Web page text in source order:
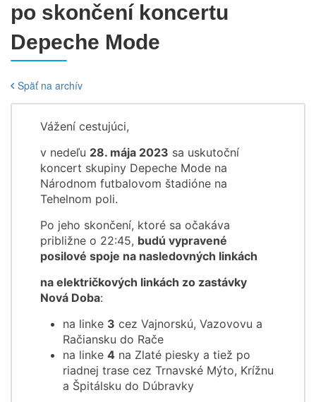
po skončení koncertu
Depeche Mode
Späť na archív
Vážení cestujúci,
v nedeľu 28. mája 2023 sa uskutoční
koncert skupiny Depeche Mode na
Národnom futbalovom štadióne na
Tehelnom poli.
Po jeho skončení, ktoré sa očakáva
približne o 22:45, budú vypravené
posilové spoje na nasledovných linkách
na električkových linkách zo zastávky
Nová Doba:
na linke 3 cez Vajnorskú, Vazovovu a
Račiansku do Rače
na linke 4 na Zlaté piesky a tiež po
riadnej trase cez Trnavské Mýto, Krížnu
a Špitálsku do Dúbravky